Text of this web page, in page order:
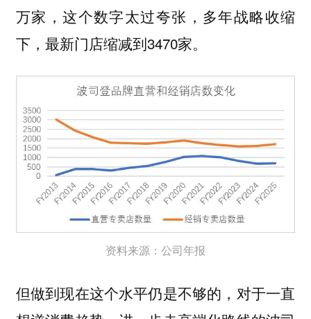
万家，这个数字太过夸张，多年战略收缩
下，最新门店缩减到3470家。
资料来源：公司年报
但做到现在这个水平仍是不够的，对于一直